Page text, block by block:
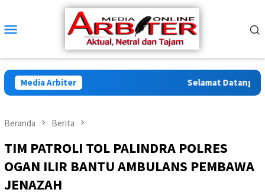
konten
Mobile
Media Arbiter Selamat Datang di
Beranda Berita
TIM PATROLI TOL PALINDRA POLRES
OGAN ILIR BANTU AMBULANS PEMBAWA
JENAZAH